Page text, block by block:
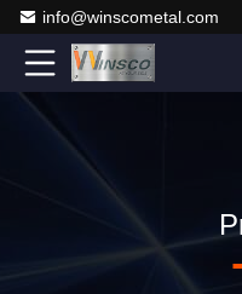
info@winscometal.com